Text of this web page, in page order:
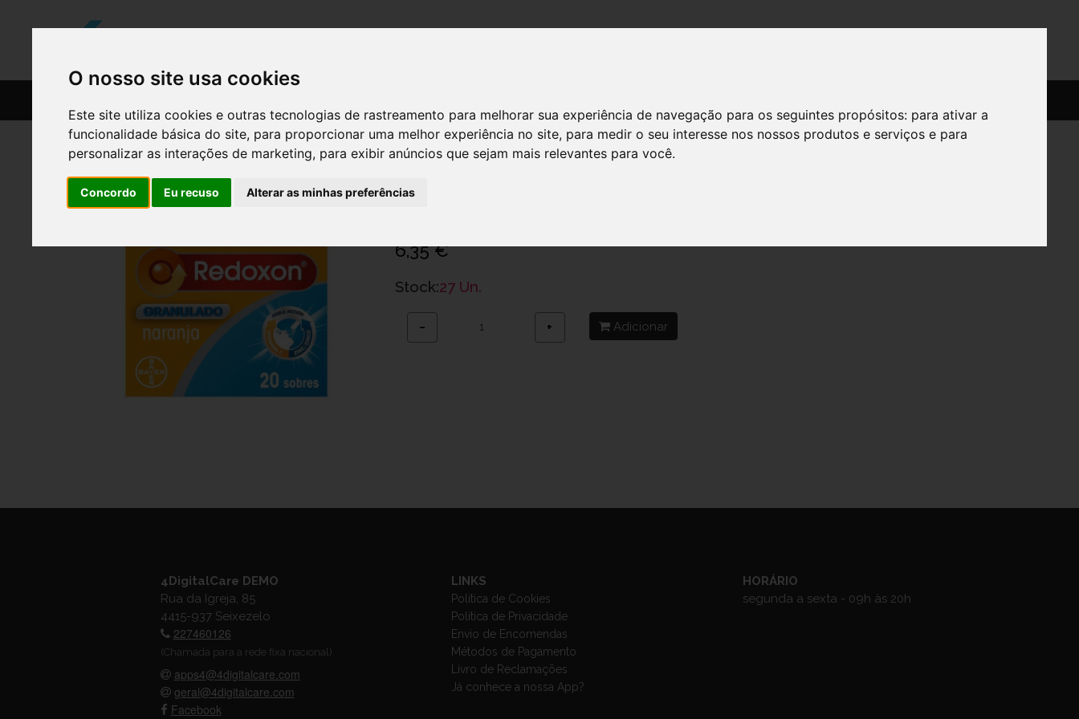
O nosso site usa cookies
Este site utiliza cookies e outras tecnologias de rastreamento para melhorar sua experiência de navegação para os seguintes propósitos: para ativar a
funcionalidade básica do site, para proporcionar uma melhor experiência no site, para medir o seu interesse nos nossos produtos e serviços e para
personalizar as interações de marketing, para exibir anúncios que sejam mais relevantes para você.
Concordo Eu recuso Alterar as minhas preferências
Redoxon Granulado Saq X20
Ref.: 6655498
6,35 €
Stock:27 Un.
− + Adicionar
4DigitalCare DEMO
Rua da Igreja, 85
4415-937 Seixezelo
227460126
(Chamada para a rede fixa nacional)
apps4@4digitalcare.com
geral@4digitalcare.com
Facebook
LINKS
Política de Cookies
Política de Privacidade
Envio de Encomendas
Métodos de Pagamento
Livro de Reclamações
Já conhece a nossa App?
HORÁRIO
segunda a sexta - 09h às 20h